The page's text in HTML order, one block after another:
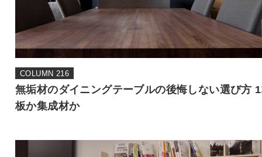
COLUMN 216
無垢材のダイニングテーブルの後悔しない選び方
板か集成材か